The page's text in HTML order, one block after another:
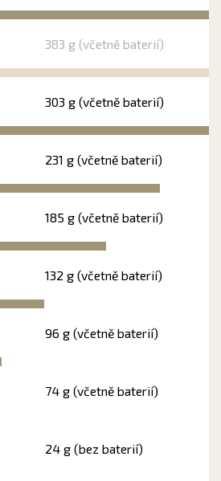
383 g (včetně baterií)
303 g (včetně baterií)
231 g (včetně baterií)
185 g (včetně baterií)
132 g (včetně baterií)
96 g (včetně baterií)
74 g (včetně baterií)
24 g (bez baterií)